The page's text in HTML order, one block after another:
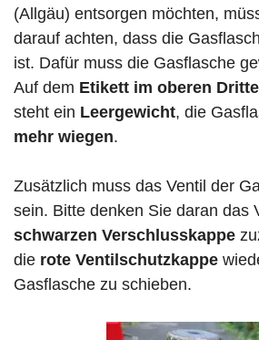
(Allgäu) entsorgen möchten,
darauf achten, dass die
ist. Dafür muss die Gasflasche
Auf dem Etikett im oberen Drittel
steht ein Leergewicht, die
mehr wiegen.
Zusätzlich muss das Ventil der
sein. Bitte denken Sie daran das
schwarzen Verschlusskappe
die rote Ventilschutzkappe
Gasflasche zu schieben.